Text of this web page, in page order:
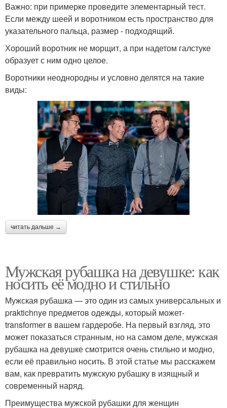
Важно: при примерке проведите элементарный тест.
Если между шеей и воротником есть пространство для
указательного пальца, размер - подходящий.
Хороший воротник не морщит, а при надетом галстуке
образует с ним одно целое.
Воротники неоднородны и условно делятся на такие
виды:
читать дальше →
Мужская рубашка на девушке: как
носить её модно и стильно
Мужская рубашка — это один из самых универсальных и
praktichnye предметов одежды, который может-
transformer в вашем гардеробе. На первый взгляд, это
может показаться странным, но на самом деле, мужская
рубашка на девушке смотрится очень стильно и модно,
если её правильно носить. В этой статье мы расскажем
вам, как превратить мужскую рубашку в изящный и
современный наряд.
Преимущества мужской рубашки для женщин